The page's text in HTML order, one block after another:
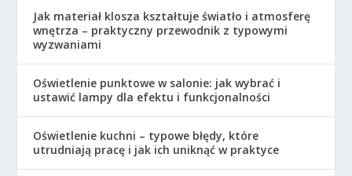
Jak materiał klosza kształtuje światło i atmosferę
wnętrza – praktyczny przewodnik z typowymi
wyzwaniami
Oświetlenie punktowe w salonie: jak wybrać i
ustawić lampy dla efektu i funkcjonalności
Oświetlenie kuchni – typowe błędy, które
utrudniają pracę i jak ich uniknąć w praktyce